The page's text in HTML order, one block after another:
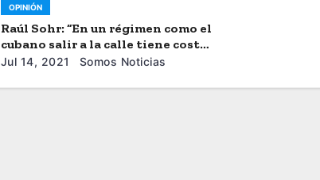
OPINIÓN
Raúl Sohr: “En un régimen como el
cubano salir a la calle tiene costos
muy altos”
Jul 14, 2021 Somos Noticias